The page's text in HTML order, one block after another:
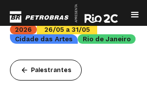
2026
26/05 a 31/05
Cidade das Artes
Rio de Janeiro
arrow_back Palestrantes